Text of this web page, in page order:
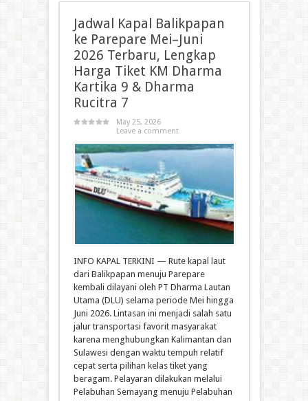
Jadwal Kapal Balikpapan
ke Parepare Mei–Juni
2026 Terbaru, Lengkap
Harga Tiket KM Dharma
Kartika 9 & Dharma
Rucitra 7
May 25, 2026
Leave a comment
INFO KAPAL TERKINI — Rute kapal laut
dari Balikpapan menuju Parepare
kembali dilayani oleh PT Dharma Lautan
Utama (DLU) selama periode Mei hingga
Juni 2026. Lintasan ini menjadi salah satu
jalur transportasi favorit masyarakat
karena menghubungkan Kalimantan dan
Sulawesi dengan waktu tempuh relatif
cepat serta pilihan kelas tiket yang
beragam. Pelayaran dilakukan melalui
Pelabuhan Semayang menuju Pelabuhan